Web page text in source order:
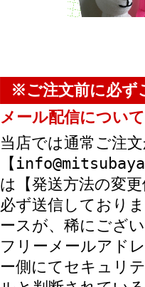
※ご注文前に必ず
メール配信につい
当店では通常ご注
【
は【発送方法の変
必ず送信しており
ースが、稀にござ
フリーメールアド
ー側にてセキュリ